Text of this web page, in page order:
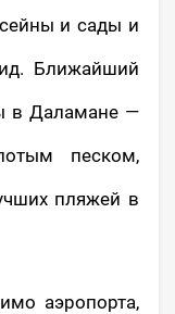
и сады и
Ближайший
в Даламане —
песком,
пляжей в
аэропорта,